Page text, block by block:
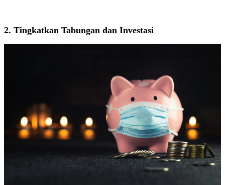
2. Tingkatkan Tabungan dan Investasi